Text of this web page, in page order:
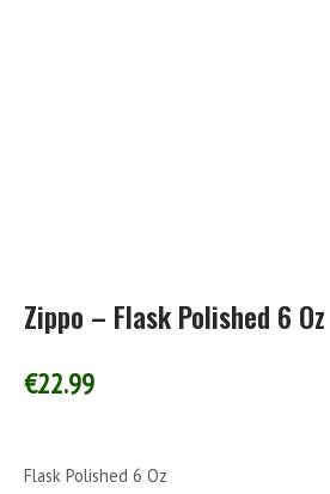
Zippo – Flask Polished 6 Oz
€22.99
Flask Polished 6 Oz